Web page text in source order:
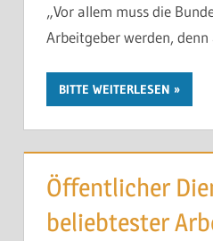
„Vor allem muss die
Arbeitgeber werden, denn
BITTE WEITERLESEN
Öffentlicher
beliebtester